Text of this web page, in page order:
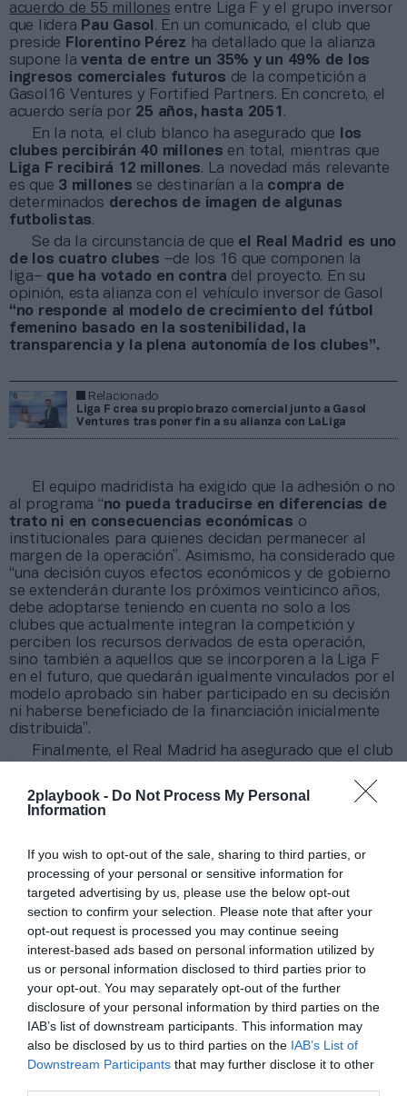
2playbook - Do Not Process My Personal
Information
If you wish to opt-out of the sale, sharing to third parties, or
processing of your personal or sensitive information for
targeted advertising by us, please use the below opt-out
section to confirm your selection. Please note that after your
opt-out request is processed you may continue seeing
interest-based ads based on personal information utilized by
us or personal information disclosed to third parties prior to
your opt-out. You may separately opt-out of the further
disclosure of your personal information by third parties on the
IAB’s list of downstream participants. This information may
also be disclosed by us to third parties on the IAB’s List of
Downstream Participants that may further disclose it to other
acuerdo de 55 millones entre Liga F y el grupo inversor
que lidera Pau Gasol . En un comunicado, el club que
preside Florentino Pérez ha detallado que la alianza
supone laventa de entre un 35% y un 49% de los
ingresos comerciales futuros de la competición a
Gasol16 Ventures y Fortified Partners. En concreto, el
acuerdo sería por 25 años, hasta 2051 .
En la nota, el club blanco ha asegurado que
los
clubes percibirán 40 millones en total, mientras que
Liga F recibirá 12 millones. La novedad más relevante
es que 3 millones se destinarían a la compra de
determinados derechos de imagen de algunas
futbolistas.
Se da la circunstancia de que el Real Madrid es uno
de los cuatro clubes –de los 16 que componen la
liga– que ha votado en contra del proyecto. En su
opinión, esta alianza con el vehículo inversor de Gasol
“no responde al modelo de crecimiento del fútbol
femenino basado en la sostenibilidad, la
transparencia y la plena autonomía de los clubes”.
Relacionado
Liga F crea su propio brazo comercial junto a Gasol
Ventures tras poner fin a su alianza con LaLiga
El equipo madridista ha exigido que la adhesión o no
al programa “no pueda traducirse en diferencias de
trato ni en consecuencias económicas o
institucionales para quienes decidan permanecer al
margen de la operación”. Asimismo, ha considerado que
“una decisión cuyos efectos económicos y de gobierno
se extenderán durante los próximos veinticinco años,
debe adoptarse teniendo en cuenta no solo a los
clubes que actualmente integran la competición y
perciben los recursos derivados de esta operación,
sino también a aquellos que se incorporen a la Liga F
en el futuro, que quedarán igualmente vinculados por el
modelo aprobado sin haber participado en su decisión
ni haberse beneficiado de la financiación inicialmente
distribuida”.
Finalmente, el Real Madrid ha asegurado que el club
transparente que fortalezca el crecimiento del fútbol
femenino, como nuestro club lo ha venido haciendo
Sobre Intelligence 2P
Intelligence 2Pes la unidad de estrategia e
inteligencia de mercado de 2Playbook, cuya plataforma
de datos monitoriza en tiempo real el negocio de 60
clubes de LaLiga, Liga F y Primera Federación; 200
clubes de ligas europeas; 22 clubes de ACB y Primera
FEB.
La plataforma de datos monitoriza más de 34.000
contratos de patrocinio, de los que 25.000
corresponden al mercado español y más de 8.000 a
propiedades deportivas y competiciones internacionales,
segmentados por competición, tipología de activos,
marcas, categorías de producto y valor económico